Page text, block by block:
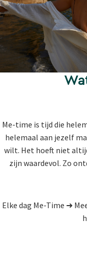
Me-time is tijd die
helemaal aan jezelf
wilt. Het hoeft niet
zijn waardevol. Zo
Elke dag Me-Time ➜